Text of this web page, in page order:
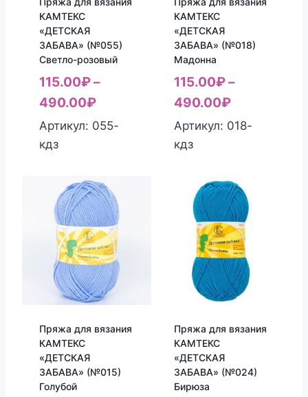
КАМТЕКС
«ДЕТСКАЯ
ЗАБАВА» (№055)
Светло-розовый
115.00₽–
490.00₽
Артикул: 055-
кдз
КАМТЕКС
«ДЕТСКАЯ
ЗАБАВА» (№018)
Мадонна
115.00₽–
490.00₽
Артикул: 018-
кдз
Пряжа для вязания
КАМТЕКС
«ДЕТСКАЯ
ЗАБАВА» (№015)
Голубой
Пряжа для вязания
КАМТЕКС
«ДЕТСКАЯ
ЗАБАВА» (№024)
Бирюза